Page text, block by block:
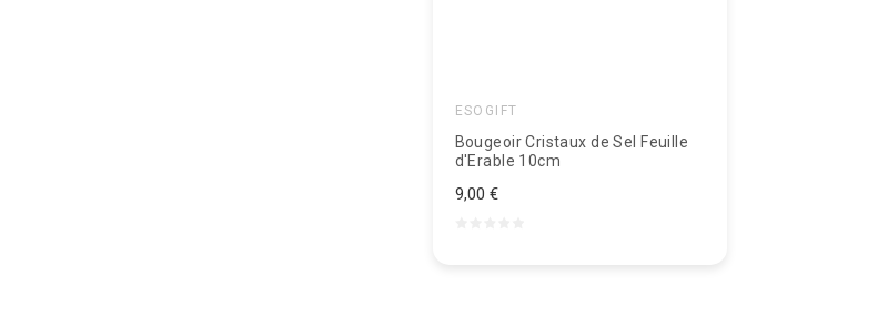
ESOGIFT
Bougeoir Cristaux de Sel Feuille
d'Erable 10cm
9,00 €